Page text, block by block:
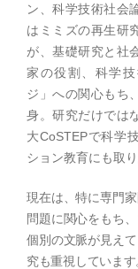
ン、科学技術社会
はミミズの再生研
が、基礎研究と社
家の役割、科学
ジ」への関心もち
身。研究だけでは
大CoSTEPで科学
ション教育にも取
現在は、特に専門
問題に関心をもち
個別の文脈が見え
究も重視しています